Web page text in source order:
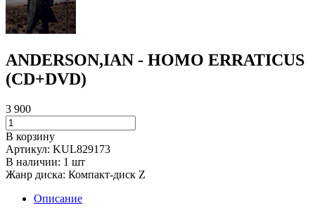
ANDERSON,IAN - HOMO ERRATICUS
(CD+DVD)
3 900
В корзину
Артикул: KUL829173
В наличии: 1 шт
Жанр диска: Компакт-диск Z
Описание